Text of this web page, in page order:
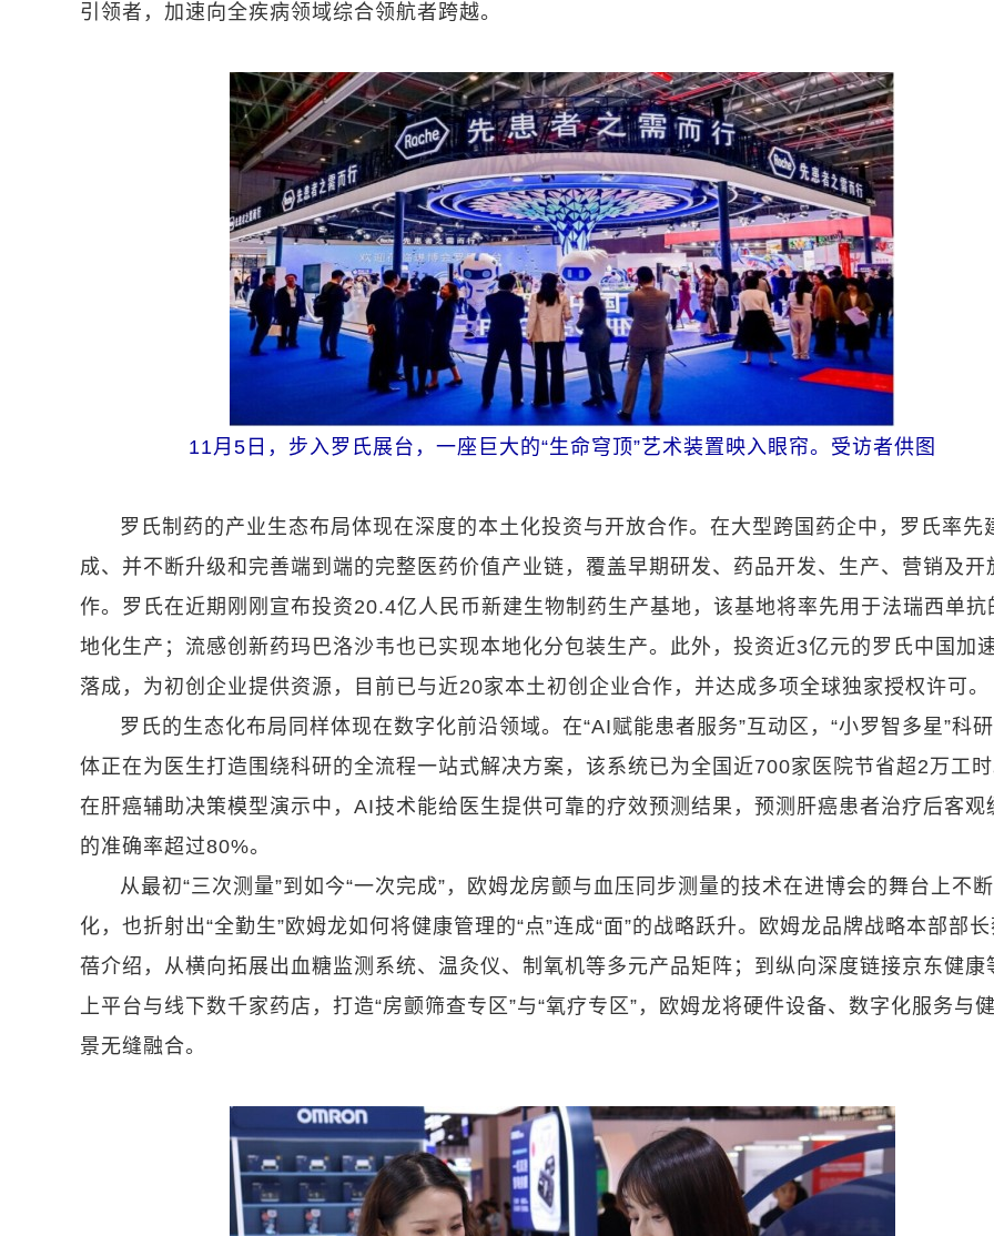
引领者，加速向全疾病领域综合领航者跨越。
11月5日，步入罗氏展台，一座巨大的“生命穹顶”艺术装置映入眼帘。受访者供图
罗氏制药的产业生态布局体现在深度的本土化投资与开放合作。在大型跨国药企中，罗氏率先
成、并不断升级和完善端到端的完整医药价值产业链，覆盖早期研发、药品开发、生产、营销及开
作。罗氏在近期刚刚宣布投资20.4亿人民币新建生物制药生产基地，该基地将率先用于法瑞西单抗
地化生产；流感创新药玛巴洛沙韦也已实现本地化分包装生产。此外，投资近3亿元的罗氏中国加
落成，为初创企业提供资源，目前已与近20家本土初创企业合作，并达成多项全球独家授权许可。
罗氏的生态化布局同样体现在数字化前沿领域。在“AI赋能患者服务”互动区，“小罗智多星”科
体正在为医生打造围绕科研的全流程一站式解决方案，该系统已为全国近700家医院节省超2万工
在肝癌辅助决策模型演示中，AI技术能给医生提供可靠的疗效预测结果，预测肝癌患者治疗后客观
的准确率超过80%。
从最初“三次测量”到如今“一次完成”，欧姆龙房颤与血压同步测量的技术在进博会的舞台上不
化，也折射出“全勤生”欧姆龙如何将健康管理的“点”连成“面”的战略跃升。欧姆龙品牌战略本部部
蓓介绍，从横向拓展出血糖监测系统、温灸仪、制氧机等多元产品矩阵；到纵向深度链接京东健康
上平台与线下数千家药店，打造“房颤筛查专区”与“氧疗专区”，欧姆龙将硬件设备、数字化服务与
景无缝融合。